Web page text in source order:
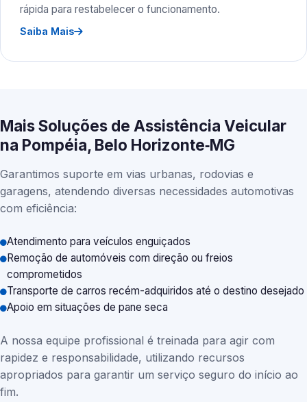
rápida para restabelecer o funcionamento.
Saiba Mais
Mais Soluções de Assistência Veicular
na Pompéia, Belo Horizonte‑MG
Garantimos suporte em vias urbanas, rodovias e
garagens, atendendo diversas necessidades automotivas
com eficiência:
Atendimento para veículos enguiçados
Remoção de automóveis com direção ou freios
comprometidos
Transporte de carros recém-adquiridos até o destino desejado
Apoio em situações de pane seca
A nossa equipe profissional é treinada para agir com
rapidez e responsabilidade, utilizando recursos
apropriados para garantir um serviço seguro do início ao
fim.